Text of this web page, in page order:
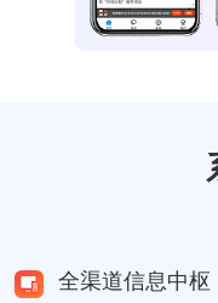
全渠道信息中枢